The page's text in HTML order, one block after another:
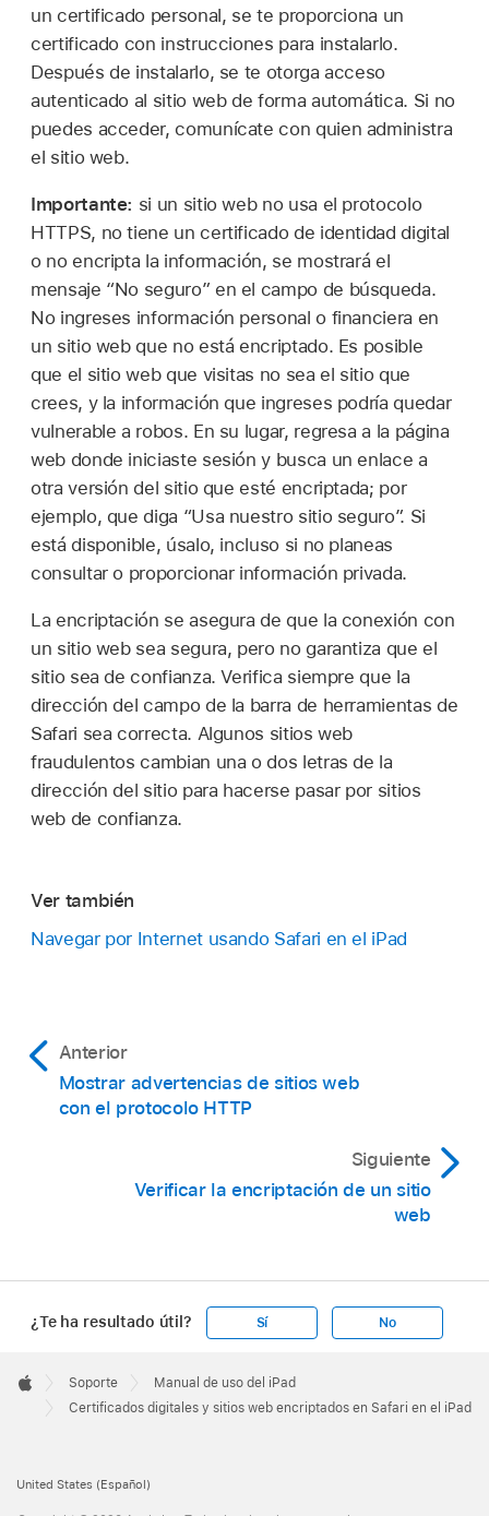
un certificado personal, se te proporciona un
certificado con instrucciones para instalarlo.
Después de instalarlo, se te otorga acceso
autenticado al sitio web de forma automática. Si no
puedes acceder, comunícate con quien administra
el sitio web.
Importante: si un sitio web no usa el protocolo
HTTPS, no tiene un certificado de identidad digital
o no encripta la información, se mostrará el
mensaje “No seguro” en el campo de búsqueda.
No ingreses información personal o financiera en
un sitio web que no está encriptado. Es posible
que el sitio web que visitas no sea el sitio que
crees, y la información que ingreses podría quedar
vulnerable a robos. En su lugar, regresa a la página
web donde iniciaste sesión y busca un enlace a
otra versión del sitio que esté encriptada; por
ejemplo, que diga “Usa nuestro sitio seguro”. Si
está disponible, úsalo, incluso si no planeas
consultar o proporcionar información privada.
La encriptación se asegura de que la conexión con
un sitio web sea segura, pero no garantiza que el
sitio sea de confianza. Verifica siempre que la
dirección del campo de la barra de herramientas de
Safari sea correcta. Algunos sitios web
fraudulentos cambian una o dos letras de la
dirección del sitio para hacerse pasar por sitios
web de confianza.
Ver también
Navegar por Internet usando Safari en el iPad
Anterior
Mostrar advertencias de sitios web
con el protocolo HTTP
Siguiente
Verificar la encriptación de un sitio
web
¿Te ha resultado útil? Sí No
Footer

Apple
Soporte
Manual de uso del iPad
Certificados digitales y sitios web encriptados en Safari en el iPad
United States (Español)